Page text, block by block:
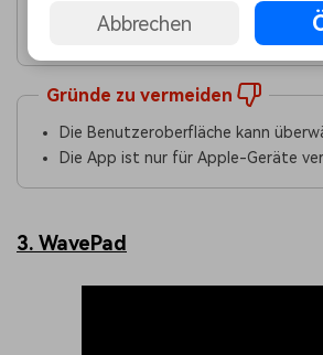
Die App bietet Musikunterricht.
Gründe zu vermeiden
Die Benutzeroberfläche kann
Die App ist nur für Apple-Geräte
3. WavePad
Abbrechen